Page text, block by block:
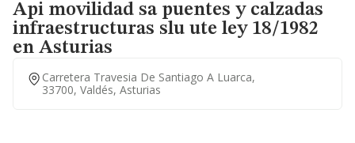
Api movilidad sa puentes y calzadas
infraestructuras slu ute ley 18/1982
en Asturias
Carretera Travesia De Santiago A Luarca,
33700, Valdés, Asturias